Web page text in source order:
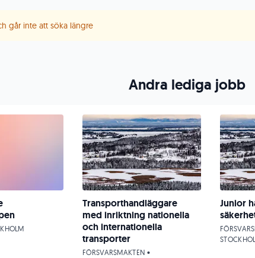
går inte att söka längre
Andra lediga jobb
Transporthandläggare
med inriktning nationella
och internationella
transporter
FÖRSVARSMAKTEN •
Junior